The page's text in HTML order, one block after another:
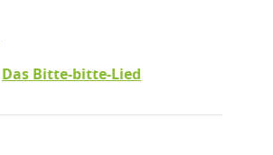
Das Bitte-bitte-Lied